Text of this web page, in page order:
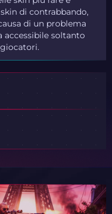
di contrabbando,
di un problema
accessibile soltanto